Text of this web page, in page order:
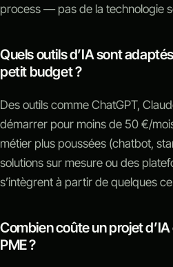
process — pas de la technologie
Quels outils d’IA sont
petit budget ?
Des outils comme ChatGPT,
démarrer pour moins de 50 €/
métier plus poussées (chatbot,
solutions sur mesure ou des
s’intègrent à partir de quelques
Combien coûte un projet
PME ?